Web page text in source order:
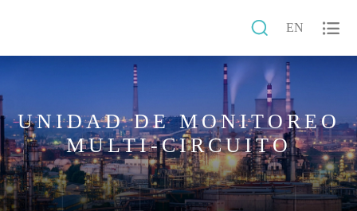
 EN 
UNIDAD DE MONITOREO
MULTI-CIRCUITO